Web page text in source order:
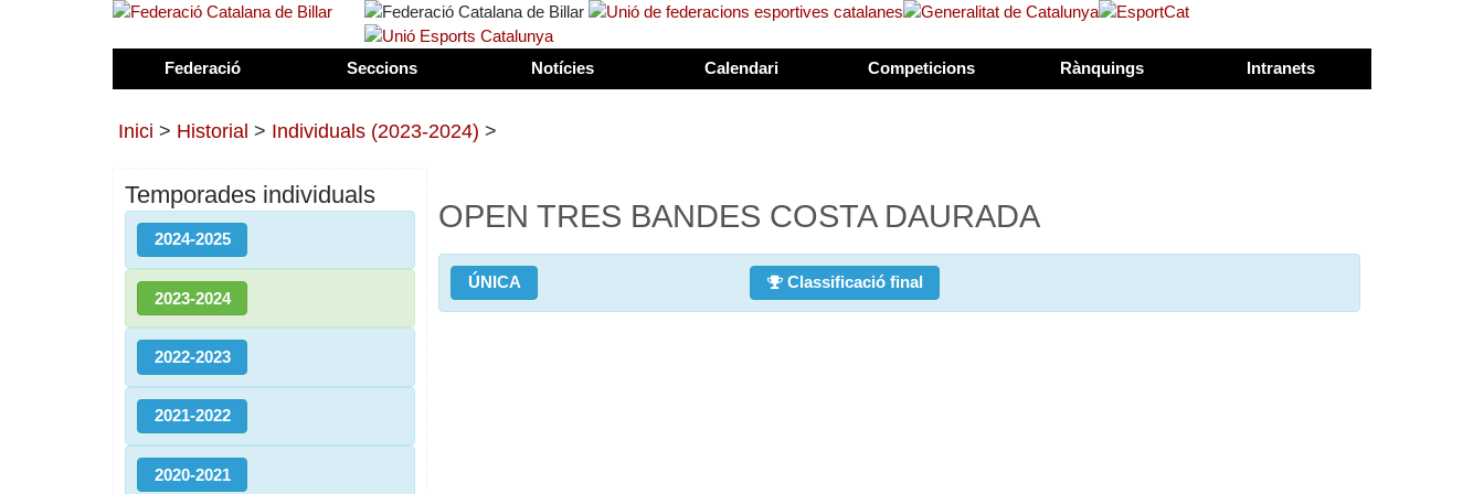
Federació Seccions Notícies Calendari Competicions Rànquings Intranets
Inici > Historial > Individuals (2023-2024) >
Temporades individuals
2024-2025
2023-2024
2022-2023
2021-2022
2020-2021
OPEN TRES BANDES COSTA DAURADA
ÚNICA Classificació final